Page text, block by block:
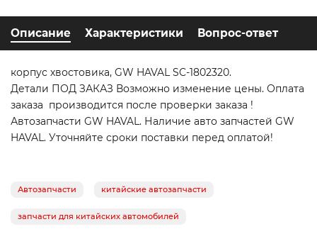
Описание Характеристики Вопрос-ответ
корпус хвостовика, GW HAVAL SC-1802320.
Детали ПОД ЗАКАЗ Возможно изменение цены. Оплата
заказа производится после проверки заказа !
Автозапчасти GW HAVAL. Наличие авто запчастей GW
HAVAL. Уточняйте сроки поставки перед оплатой!
Автозапчасти китайские автозапчасти
запчасти для китайских автомобилей